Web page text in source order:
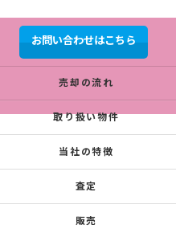
お問い合わせはこちら
売却の流れ
取り扱い物件
当社の特徴
査定
販売